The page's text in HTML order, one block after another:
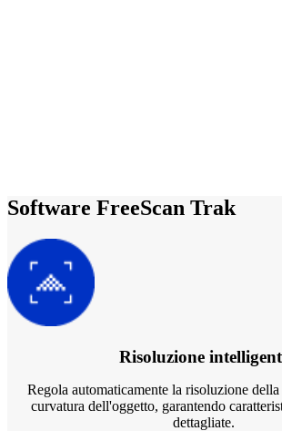
Software FreeScan Trak
Risoluzione
Regola automaticamente la risoluzione della
curvatura dell'oggetto, garantendo
dettagliate.